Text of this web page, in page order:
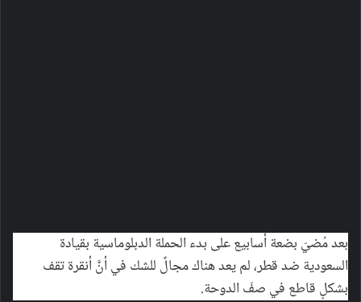
بعد مُضيّ بضعة أسابيع على بدء الحملة الدبلوماسية بقيادة
السعودية ضد قطر، لم يعد هناك مجالٌ للشك في أنَّ أنقرة تقف
بشكلٍ قاطع في صفّ الدوحة.